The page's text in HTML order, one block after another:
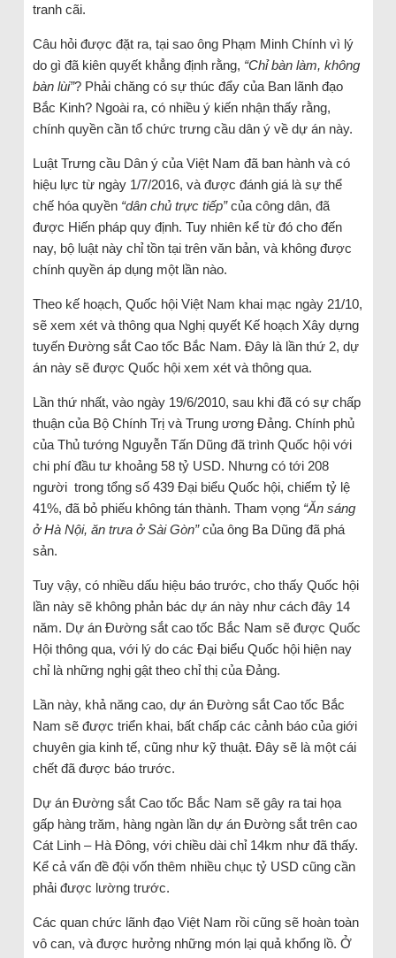
tranh cãi.
Câu hỏi được đặt ra, tại sao ông Phạm Minh Chính vì lý
do gì đã kiên quyết khẳng định rằng, “Chỉ bàn làm, không
bàn lùi”? Phải chăng có sự thúc đẩy của Ban lãnh đạo
Bắc Kinh? Ngoài ra, có nhiều ý kiến nhận thấy rằng,
chính quyền cần tổ chức trưng cầu dân ý về dự án này.
Luật Trưng cầu Dân ý của Việt Nam đã ban hành và có
hiệu lực từ ngày 1/7/2016, và được đánh giá là sự thể
chế hóa quyền “dân chủ trực tiếp”của công dân, đã
được Hiến pháp quy định. Tuy nhiên kể từ đó cho đến
nay, bộ luật này chỉ tồn tại trên văn bản, và không được
chính quyền áp dụng một lần nào.
Theo kế hoạch, Quốc hội Việt Nam khai mạc ngày 21/10,
sẽ xem xét và thông qua Nghị quyết Kế hoạch Xây dựng
tuyến Đường sắt Cao tốc Bắc Nam. Đây là lần thứ 2, dự
án này sẽ được Quốc hội xem xét và thông qua.
Lần thứ nhất, vào ngày 19/6/2010, sau khi đã có sự chấp
thuận của Bộ Chính Trị và Trung ương Đảng. Chính phủ
của Thủ tướng Nguyễn Tấn Dũng đã trình Quốc hội với
chi phí đầu tư khoảng 58 tỷ USD. Nhưng có tới 208
người trong tổng số 439 Đại biểu Quốc hội, chiếm tỷ lệ
41%, đã bỏ phiếu không tán thành. Tham vọng “Ăn sáng
ở Hà Nội, ăn trưa ở Sài Gòn”của ông Ba Dũng đã phá
sản.
Tuy vậy, có nhiều dấu hiệu báo trước, cho thấy Quốc hội
lần này sẽ không phản bác dự án này như cách đây 14
năm. Dự án Đường sắt cao tốc Bắc Nam sẽ được Quốc
Hội thông qua, với lý do các Đại biểu Quốc hội hiện nay
chỉ là những nghị gật theo chỉ thị của Đảng.
Lần này, khả năng cao, dự án Đường sắt Cao tốc Bắc
Nam sẽ được triển khai, bất chấp các cảnh báo của giới
chuyên gia kinh tế, cũng như kỹ thuật. Đây sẽ là một cái
chết đã được báo trước.
Dự án Đường sắt Cao tốc Bắc Nam sẽ gây ra tai họa
gấp hàng trăm, hàng ngàn lần dự án Đường sắt trên cao
Cát Linh – Hà Đông, với chiều dài chỉ 14km như đã thấy.
Kể cả vấn đề đội vốn thêm nhiều chục tỷ USD cũng cần
phải được lường trước.
Các quan chức lãnh đạo Việt Nam rồi cũng sẽ hoàn toàn
vô can, và được hưởng những món lại quả khổng lồ. Ở